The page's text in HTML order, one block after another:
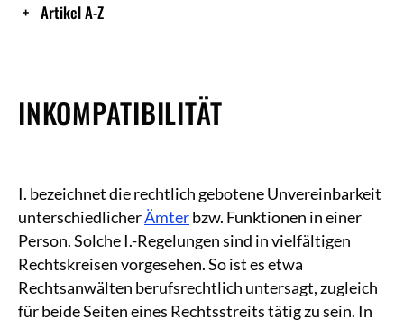
Artikel A-Z
INKOMPATIBILITÄT
I. bezeichnet die rechtlich gebotene Unvereinbarkeit
unterschiedlicherÄmterbzw. Funktionen in einer
Person. Solche I.-Regelungen sind in vielfältigen
Rechtskreisen vorgesehen. So ist es etwa
Rechtsanwälten berufsrechtlich untersagt, zugleich
für beide Seiten eines Rechtsstreits tätig zu sein. In